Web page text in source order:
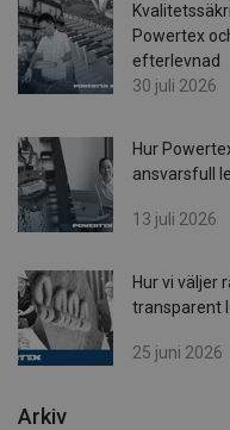
Powertex
efterlevnad
30 juli 2026
Hur
ansvarsfull
13 juli 2026
Hur vi väljer
transparent
25 juni 2026
Arkiv